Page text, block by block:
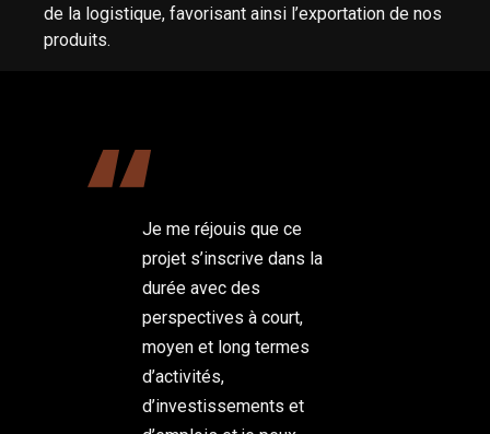
de la logistique, favorisant ainsi l’exportation de nos
produits.
Je me réjouis que ce
projet s’inscrive dans la
durée avec des
perspectives à court,
moyen et long termes
d’activités,
d’investissements et